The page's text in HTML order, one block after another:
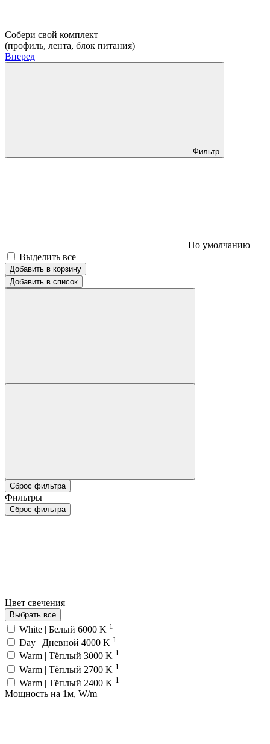
Собери свой комплект
(профиль, лента, блок питания)
Вперед
Фильтр
По умолчанию
Выделить все
Добавить в корзину
Добавить в список
Сброс фильтра
Фильтры
Сброс фильтра
Цвет свечения
Выбрать все
White | Белый 6000 K 1
Day | Дневной 4000 K 1
Warm | Тёплый 3000 K 1
Warm | Тёплый 2700 K 1
Warm | Тёплый 2400 K 1
Мощность на 1м, W/m